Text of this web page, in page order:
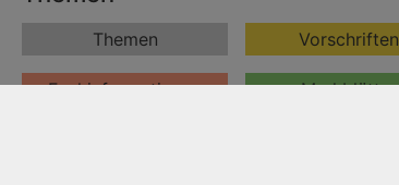
Themen Vorschriften
Fachinformationen Merkblätter